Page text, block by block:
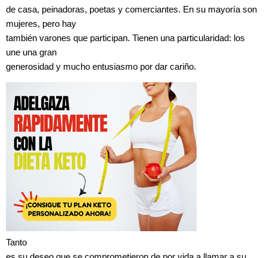
de casa, peinadoras, poetas y comerciantes. En su mayoría son
mujeres, pero hay
también varones que participan. Tienen una particularidad: los
une una gran
generosidad y mucho entusiasmo por dar cariño.
Tanto